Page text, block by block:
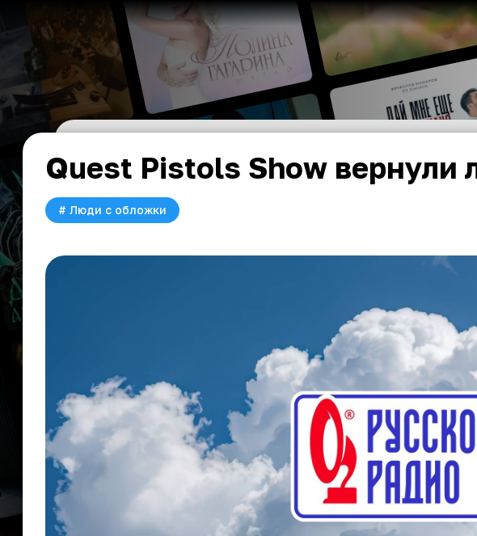
Quest Pistols Show вернули
# Люди с обложки